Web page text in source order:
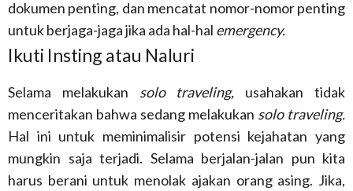
dokumen penting, dan mencatat nomor-nomor penting
untuk berjaga-jaga jika ada hal-hal emergency.
Ikuti Insting atau Naluri
Selama melakukan solo traveling, usahakan tidak
menceritakan bahwa sedang melakukan solo traveling.
Hal ini untuk meminimalisir potensi kejahatan yang
mungkin saja terjadi. Selama berjalan-jalan pun kita
harus berani untuk menolak ajakan orang asing. Jika,